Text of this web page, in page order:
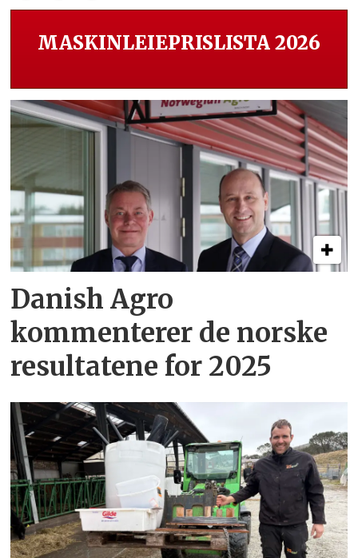
MASKINLEIEPRISLISTA 2026
Danish Agro
kommenterer de norske
resultatene for 2025